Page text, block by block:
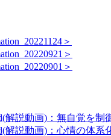
＞
＞
＞
解説動画)：無自覚を
解説動画)：心情の体